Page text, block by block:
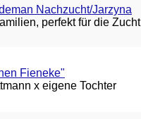
Nachzucht/Jarzyna
perfekt für die Zucht
Fieneke"
x eigene Tochter